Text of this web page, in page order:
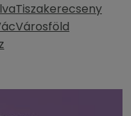
Tiszakerecseny
Városföld